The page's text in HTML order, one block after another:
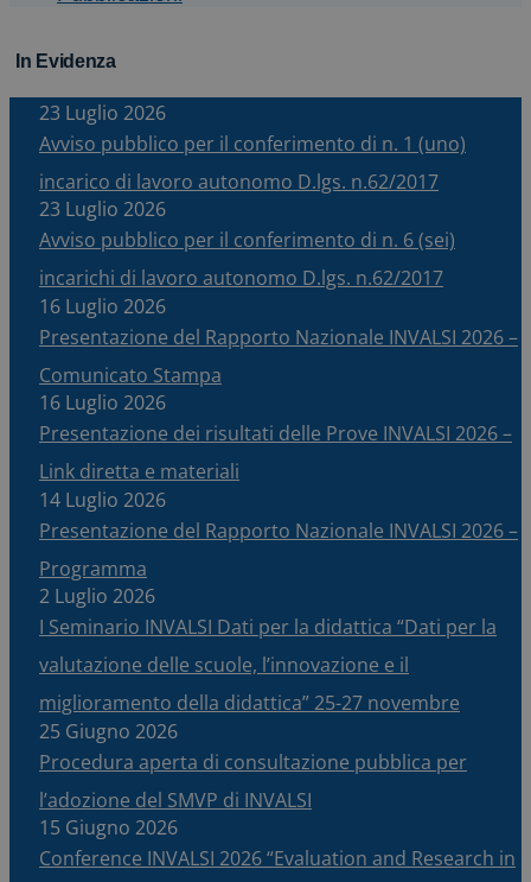
In Evidenza
23 Luglio 2026
Avviso pubblico per il conferimento di n. 1 (uno)
incarico di lavoro autonomo D.lgs. n.62/2017
23 Luglio 2026
Avviso pubblico per il conferimento di n. 6 (sei)
incarichi di lavoro autonomo D.lgs. n.62/2017
16 Luglio 2026
Presentazione del Rapporto Nazionale INVALSI 2026 –
Comunicato Stampa
16 Luglio 2026
Presentazione dei risultati delle Prove INVALSI 2026 –
Link diretta e materiali
14 Luglio 2026
Presentazione del Rapporto Nazionale INVALSI 2026 –
Programma
2 Luglio 2026
I Seminario INVALSI Dati per la didattica “Dati per la
valutazione delle scuole, l’innovazione e il
miglioramento della didattica” 25-27 novembre
25 Giugno 2026
Procedura aperta di consultazione pubblica per
l’adozione del SMVP di INVALSI
15 Giugno 2026
Conference INVALSI 2026 “Evaluation and Research in